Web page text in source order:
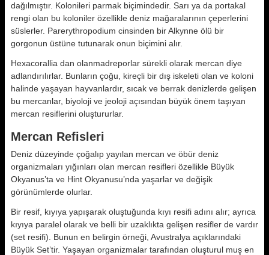
dağılmıştır. Ko­lonileri parmak biçimindedir. Sarı ya da portakal
rengi olan bu koloniler özellikle deniz mağaralarının çeperle­rini
süslerler. Parerythropodium cin­sinden bir Alkynne ölü bir
gorgonun üstüne tutunarak onun biçimini alır.
Hexacorallia dan olanmadreporlar sürekli olarak mercan diye
adlandırı­lırlar. Bunların çoğu, kireçli bir dış is­keleti olan ve koloni
halinde yaşayan hayvanlardır, sıcak ve berrak deniz­lerde gelişen
bu mercanlar, biyoloji ve jeoloji açısından büyük önem taşıyan
mercan resiflerini oluştururlar.
Mercan Refisleri
Deniz düzeyinde çoğalıp yayılan mer­can ve öbür deniz
organizmaları yığın­ları olan mercan resifleri özellikle Bü­yük
Okyanus’ta ve Hint Okyanusu’nda yaşarlar ve değişik
görünümlerde olurlar.
Bir resif, kıyıya yapışarak oluştuğun­da kıyı resifi adını alır; ayrıca
kıyıya paralel olarak ve belli bir uzaklıkta gelişen resifler de vardır
(set resifi). Bunun en belirgin örneği, Avustralya açıklarındaki
Büyük Set’tir. Yaşayan organizmalar tarafından oluşturul muş en